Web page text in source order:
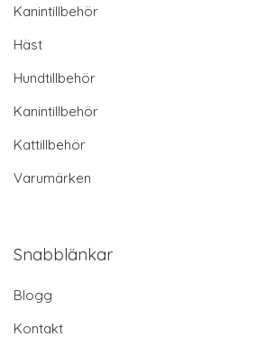
Kanintillbehör
Häst
Hundtillbehör
Kanintillbehör
Kattillbehör
Varumärken
Snabblänkar
Blogg
Kontakt